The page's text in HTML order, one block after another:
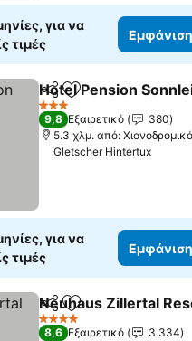
για να
τιμές
Κοινοποίηση
Προσθήκη στα
Hotel Pension
3 Αστέρια
9,8 Εξαιρετικό
380
5.3 χλμ. από:
Gletscher Hintertux
για να
τιμές
Κοινοποίηση
Προσθήκη στα
Neuhaus Zillertal
4 Αστέρια
8,6 Εξαιρετικό 3.334